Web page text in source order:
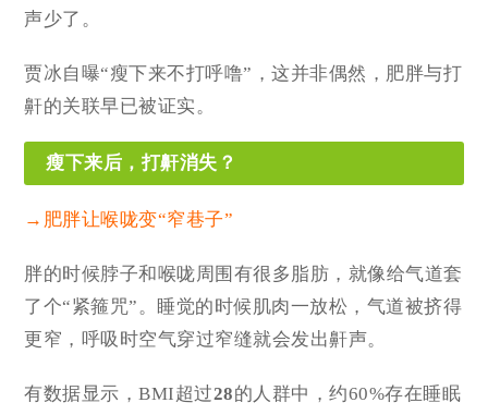
声少了。
贾冰自曝“瘦下来不打呼噜”，这并非偶然，肥胖与打
鼾的关联早已被证实。
瘦下来后，打鼾消失？
→ 肥胖让喉咙变“窄巷子”
胖的时候脖子和喉咙周围有很多脂肪，就像给气道套
了个“紧箍咒”。睡觉的时候肌肉一放松，气道被挤得
更窄，呼吸时空气穿过窄缝就会发出鼾声。
有数据显示，BMI超过28的人群中，约60%存在睡眠